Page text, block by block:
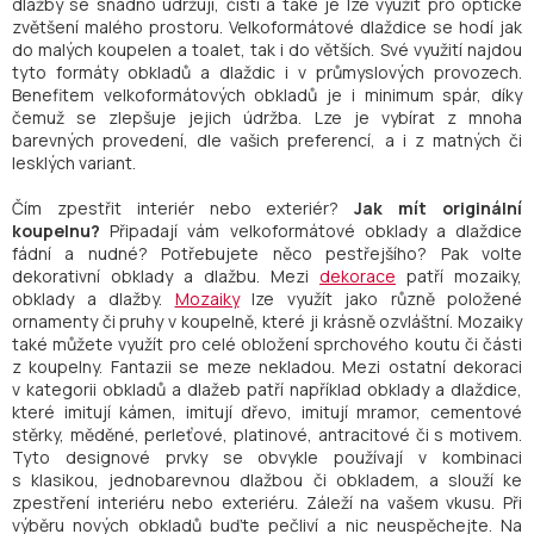
zvětšení malého prostoru. Velkoformátové dlaždice se hodí jak
do malých koupelen a toalet, tak i do větších. Své využití najdou
tyto formáty obkladů a dlaždic i v průmyslových provozech.
Benefitem velkoformátových obkladů je i minimum spár, díky
čemuž se zlepšuje jejich údržba. Lze je vybírat z mnoha
barevných provedení, dle vašich preferencí, a i z matných či
lesklých variant.
Čím zpestřit interiér nebo exteriér?Jak mít originální
koupelnu? Připadají vám velkoformátové obklady a dlaždice
fádní a nudné? Potřebujete něco pestřejšího? Pak volte
dekorativní obklady a dlažbu. Mezi dekorace patří mozaiky,
obklady a dlažby. Mozaikylze využít jako různě položené
ornamenty či pruhy v koupelně, které ji krásně ozvláštní. Mozaiky
také můžete využít pro celé obložení sprchového koutu či části
z koupelny. Fantazii se meze nekladou. Mezi ostatní dekoraci
v kategorii obkladů a dlažeb patří například obklady a dlaždice,
které imitují kámen, imitují dřevo, imitují mramor, cementové
stěrky, měděné, perleťové, platinové, antracitové či s motivem.
Tyto designové prvky se obvykle používají v kombinaci
s klasikou, jednobarevnou dlažbou či obkladem, a slouží ke
zpestření interiéru nebo exteriéru. Záleží na vašem vkusu. Při
výběru nových obkladů buďte pečliví a nic neuspěchejte. Na